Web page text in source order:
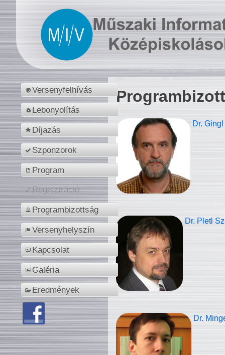
Versenyfelhívás
Lebonyolítás
Díjazás
Szponzorok
Program
Regisztráció
Programbizottság
Versenyhelyszín
Kapcsolat
Galéria
Eredmények
Dr.
Dr. Pletl
Dr.